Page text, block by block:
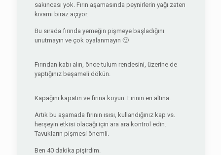
sakıncası yok. Fırın aşamasında peynirlerin yağı zaten
kıvamı biraz açıyor.
Bu sırada fırında yemeğin pişmeye başladığını
unutmayın ve çok oyalanmayın 🙂
Fırından kabı alın, önce tulum rendesini, üzerine de
yaptığınız beşameli dökün.
Kapağını kapatın ve fırına koyun. Fırının en altına.
Artık bu aşamada fırının ısısı, kullandığınız kap vs.
herşeyin etkisi olacağı için ara ara kontrol edin.
Tavukların pişmesi önemli.
Ben 40 dakika pişirdim.